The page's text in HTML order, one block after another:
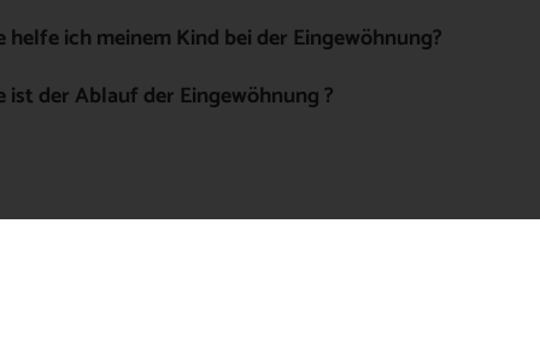
helfe ich meinem Kind bei der Eingewöhnung?
ist der Ablauf der Eingewöhnung ?